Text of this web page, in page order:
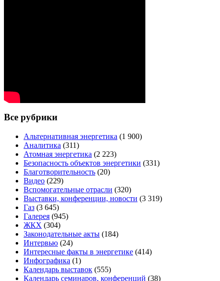
Все рубрики
Альтернативная энергетика (1 900)
Аналитика (311)
Атомная энергетика (2 223)
Безопасность объектов энергетики (331)
Благотворительность (20)
Видео (229)
Вспомогательные отрасли (320)
Выставки, конференции, новости (3 319)
Газ (3 645)
Галерея (945)
ЖКХ (304)
Законодательные акты (184)
Интервью (24)
Интересные факты в энергетике (414)
Инфографика (1)
Календарь выставок (555)
Календарь семинаров, конференций (38)